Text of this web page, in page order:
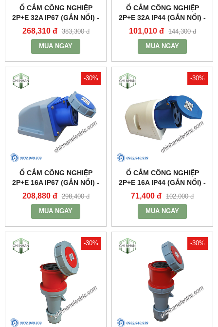
Ổ CẮM CÔNG NGHIỆP
2P+E 32A IP67 (GẮN NỔI) -
MPN1232 - MPE
268,310 đ 383,300 đ
MUA NGAY
Ổ CẮM CÔNG NGHIỆP
2P+E 32A IP44 (GẮN NỔI) -
MPN123 - MPE
101,010 đ 144,300 đ
MUA NGAY
-30%
Ổ CẮM CÔNG NGHIỆP
2P+E 16A IP67 (GẮN NỔI) -
MPN1132 - MPE
208,880 đ 298,400 đ
MUA NGAY
-30%
Ổ CẮM CÔNG NGHIỆP
2P+E 16A IP44 (GẮN NỔI) -
MPN113 - MPE
71,400 đ 102,000 đ
MUA NGAY
-30% -30%